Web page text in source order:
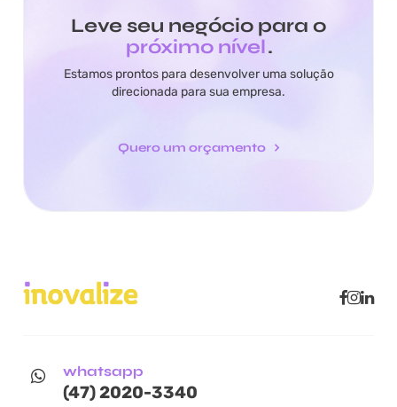
Leve seu negócio para o
próximo nível.
Estamos prontos para desenvolver uma solução
direcionada para sua empresa.
Quero um orçamento
whatsapp
(47) 2020-3340